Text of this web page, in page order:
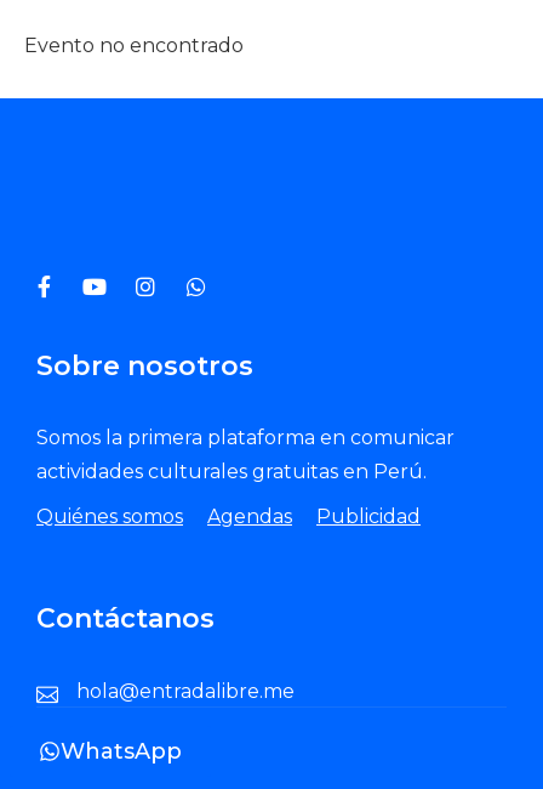
Evento no encontrado
Sobre nosotros
Somos la primera plataforma en comunicar
actividades culturales gratuitas en Perú.
Quiénes somos
Agendas Publicidad
Contáctanos
hola@entradalibre.me
WhatsApp